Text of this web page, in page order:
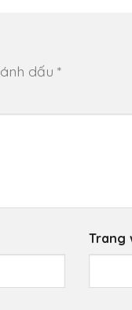
dấu *
Trang